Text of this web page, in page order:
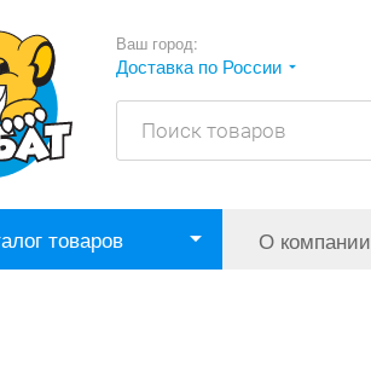
Ваш город:
Доставка по России
товаров О компании